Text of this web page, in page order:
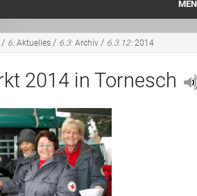
/ 6: Aktuelles / 6.3: Archiv / 6.3.12: 2014
2014 in Tornesch